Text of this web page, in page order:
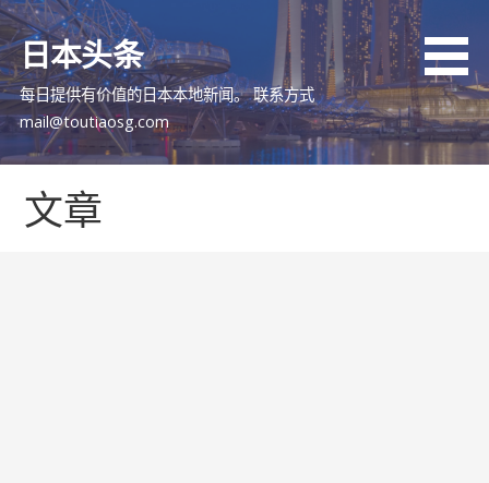
跳
至
内
容
日本头条
每日提供有价值的日本本地新闻。 联系方式
mail@toutiaosg.com
文章